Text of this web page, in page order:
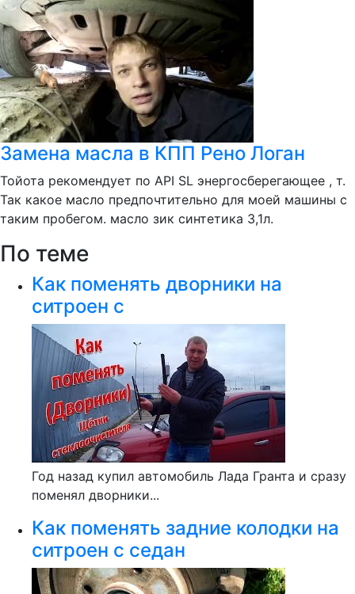
Замена масла в КПП Рено Логан
Тойота рекомендует по API SL энергосберегающее , т.
Так какое масло предпочтительно для моей машины с
таким пробегом. масло зик синтетика 3,1л.
По теме
Как поменять дворники на
ситроен с
Год назад купил автомобиль Лада Гранта и сразу
поменял дворники...
Как поменять задние колодки на
ситроен с седан